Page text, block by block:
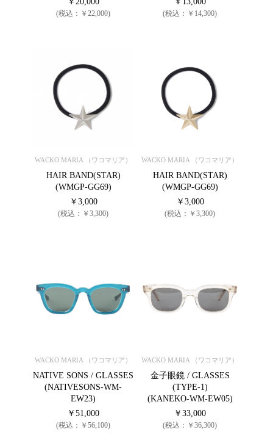
(税込：￥22,000) (税込：￥14,300)
WACKO MARIA （ワコマリア）
HAIR BAND(STAR)
(WMGP-GG69)
￥3,000
(税込：￥3,300)
WACKO MARIA （ワコマリア）
HAIR BAND(STAR)
(WMGP-GG69)
￥3,000
(税込：￥3,300)
WACKO MARIA （ワコマリア）
NATIVE SONS / GLASSES
(NATIVESONS-WM-
EW23)
￥51,000
(税込：￥56,100)
WACKO MARIA （ワコマリア）
金子眼鏡 / GLASSES
(TYPE-1)
(KANEKO-WM-EW05)
￥33,000
(税込：￥36,300)